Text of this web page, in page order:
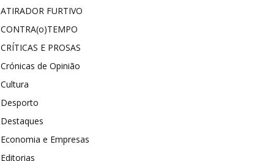
ATIRADOR FURTIVO
CONTRA(o)TEMPO
CRÍTICAS E PROSAS
Crónicas de Opinião
Cultura
Desporto
Destaques
Economia e Empresas
Editorias